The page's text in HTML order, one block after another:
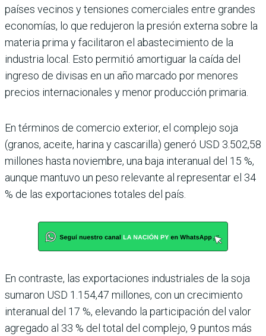
países vecinos y tensio­nes comerciales entre gran­des
economías, lo que reduje­ron la presión externa sobre la
materia prima y facilita­ron el abastecimiento de la
industria local. Esto permi­tió amortiguar la caída del
ingreso de divisas en un año marcado por menores
precios internacionales y menor pro­ducción primaria.
En términos de comercio exterior, el complejo soja
(granos, aceite, harina y cas­carilla) generó USD 3.502,58
millones hasta noviembre, una baja interanual del 15 %,
aunque mantuvo un peso relevante al representar el 34
% de las exportaciones tota­les del país.
En contraste, las exporta­ciones industriales de la soja
sumaron USD 1.154,47 millo­nes, con un crecimiento
inte­ranual del 17 %, elevando la participación del valor
agre­gado al 33 % del total del complejo, 9 puntos más